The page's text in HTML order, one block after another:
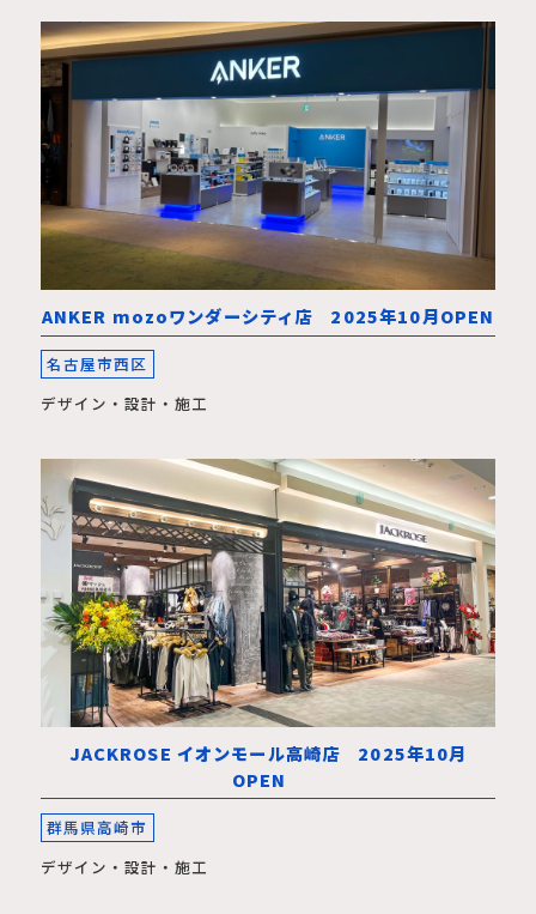
ANKER mozoワンダーシティ店 2025年10月OPEN
名古屋市西区
デザイン・設計・施工
JACKROSE イオンモール高崎店 2025年10月
OPEN
群馬県高崎市
デザイン・設計・施工